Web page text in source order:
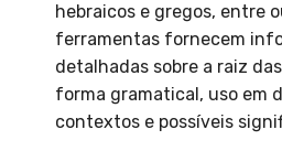
hebraicos e gregos, entre
ferramentas fornecem
detalhadas sobre a raiz
forma gramatical, uso em
contextos e possíveis